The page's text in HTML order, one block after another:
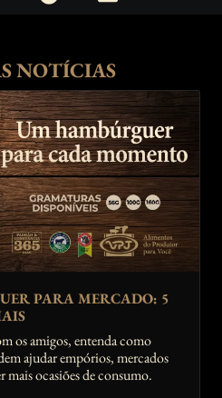
NOTÍCIAS
PARA MERCADO: 5
os amigos, entenda como
ajudar empórios, mercados
mais ocasiões de consumo.